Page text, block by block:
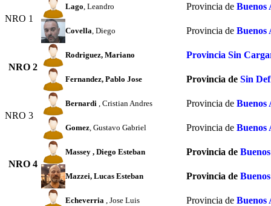
NRO 1
Lago , Leandro Provincia de Buenos
Covella , Diego Provincia de Buenos
NRO 2
Rodriguez, Mariano Provincia Sin
Fernandez, Pablo Jose Provincia de Sin
NRO 3
Bernardi , Cristian Andres Provincia de Buenos
Gomez , Gustavo Gabriel Provincia de Buenos
NRO 4
Massey , Diego Esteban Provincia de
Mazzei, Lucas Esteban Provincia de
Echeverria , Jose Luis Provincia de Buenos